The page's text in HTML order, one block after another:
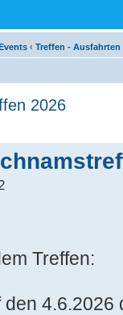
‹ Treffen - Ausfahrten
2026
Treffen: